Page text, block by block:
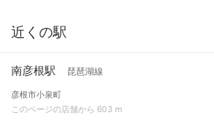
近くの駅
南彦根駅 琵琶湖線
彦根市小泉町
このページの店舗から 603 m